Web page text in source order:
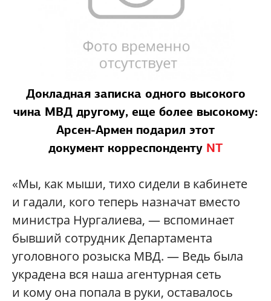
Докладная записка одного высокого
чина МВД другому, еще более высокому:
Арсен-Армен подарил этот
документ корреспонденту NT
«Мы, как мыши, тихо сидели в кабинете
и гадали, кого теперь назначат вместо
министра Нургалиева, — вспоминает
бывший сотрудник Департамента
уголовного розыска МВД. — Ведь была
украдена вся наша агентурная сеть
и кому она попала в руки, оставалось